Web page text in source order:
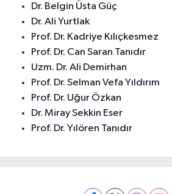
Dr. Belgin Üsta Güç
Dr. Ali Yurtlak
Prof. Dr. Kadriye Kılıçkesmez
Prof. Dr. Can Saran Tanıdır
Uzm. Dr. Ali Demirhan
Prof. Dr. Selman Vefa Yıldırım
Prof. Dr. Uğur Özkan
Dr. Miray Sekkin Eser
Prof. Dr. Yılören Tanıdır